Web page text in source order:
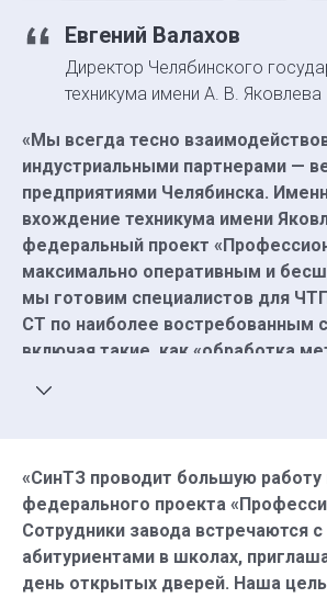
«Мы всегда тесно
индустриальными партнерами —
предприятиями Челябинска.
вхождение техникума имени
федеральный проект
максимально оперативным и
мы готовим специалистов для
СТ по наиболее востребованным
включая такие, как «обработка
корректировать образовательную
чтобы она отражала запросы
способствовала раскрытию
потенциала студентов».
Евгений Валахов
Директор Челябинского
техникума имени А. В. Яковлева
«СинТЗ проводит большую работу
федерального проекта
Сотрудники завода встречаются
абитуриентами в школах,
день открытых дверей. Наша